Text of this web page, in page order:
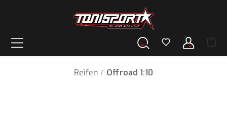
Reifen / Offroad 1:10